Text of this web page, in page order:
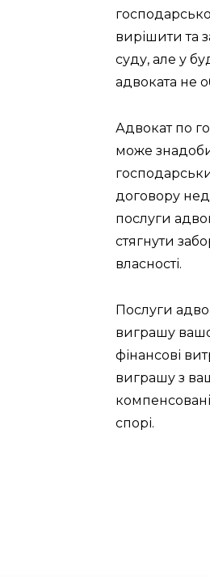
вирішити та
суду, але у
адвоката не
Адвокат по
може
договору
послуги
стягнути
власності.
Послуги
виграшу
фінансові
виграшу з
спорі.